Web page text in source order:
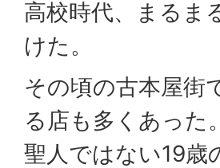
高校時代、まるま
けた。
その頃の古本屋街
る店も多くあった。
聖人ではない19歳